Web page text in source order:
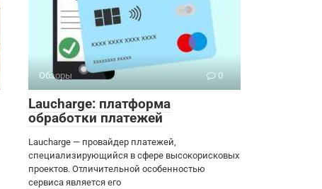
Обзоры 0
Laucharge: платформа
обработки платежей
Laucharge — провайдер платежей,
специализирующийся в сфере высокорисковых
проектов. Отличительной особенностью
сервиса является его